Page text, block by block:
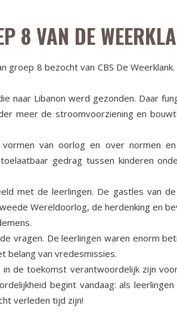
8 VAN DE
8 bezocht van CBS De Weerklank.
naar Libanon werd gezonden. Daar
meer de stroomvoorziening en
van oorlog en over normen en
gedrag tussen kinderen
met de leerlingen. De gastles van
Wereldoorlog, de herdenking en
vragen. De leerlingen waren enorm
belang van vredesmissies.
de toekomst verantwoordelijk zijn
begint vandaag: als leerlingen
verleden tijd zijn!